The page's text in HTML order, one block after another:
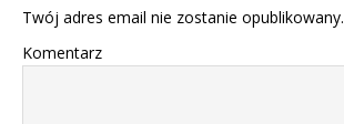
Twój adres email nie zostanie opublikowany.
Komentarz